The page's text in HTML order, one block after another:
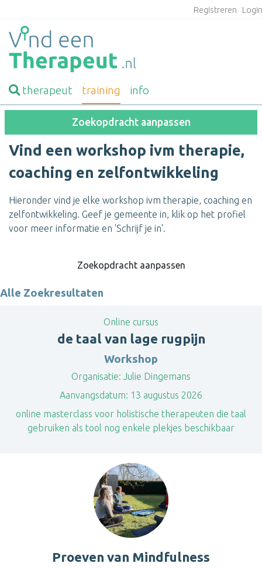
Registreren
therapeut training info
Zoekopdracht aanpassen
Vind een workshop ivm therapie,
coaching en zelfontwikkeling
Hieronder vind je elke workshop ivm therapie, coaching en
zelfontwikkeling. Geef je gemeente in, klik op het profiel
voor meer informatie en 'Schrijf je in'.
Zoekopdracht aanpassen
Alle Zoekresultaten
Online cursus
de taal van lage rugpijn
Workshop
Organisatie: Julie Dingemans
Aanvangsdatum: 13 augustus 2026
online masterclass voor holistische therapeuten die taal
gebruiken als tool nog enkele plekjes beschikbaar
Proeven van Mindfulness